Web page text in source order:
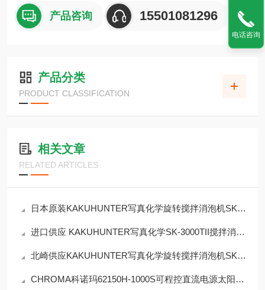
产品咨询 15501081296
产品分类
PRODUCT CLASSIFICATION
相关文章
RELATED ARTICLES
日本原装KAKUHUNTER写真化学旋转搅拌消泡机SK-1100TV/TVSIII
进口供应 KAKUHUNTER写真化学SK-3000TII搅拌消泡机
北崎供应KAKUHUNTER写真化学旋转搅拌消泡机SK-MP12T
CHROMA科诺玛62150H-1000S可程控直流电源太阳能电池阵列仿真功能
电话咨询